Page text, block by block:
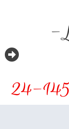
-
24-